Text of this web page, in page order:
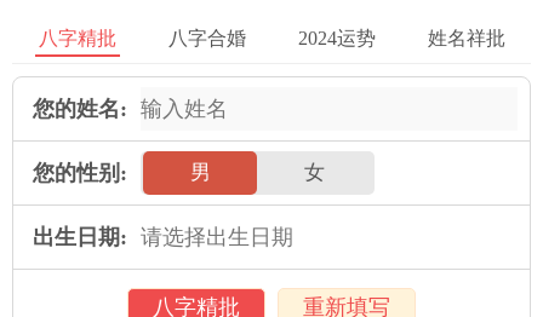
八字精批 八字合婚 2024运势 姓名祥批
您的姓名:
您的性别: 男 女
出生日期:
八字精批 重新填写